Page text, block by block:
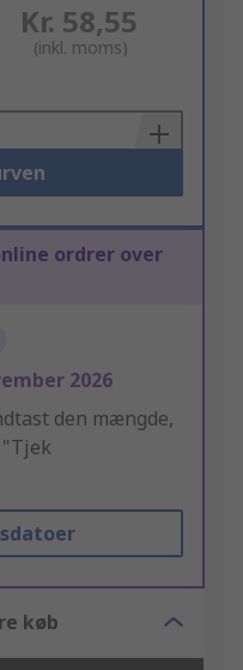
Kr. 58,55
(inkl. moms)
ordrer over
2026
den mængde,
køb